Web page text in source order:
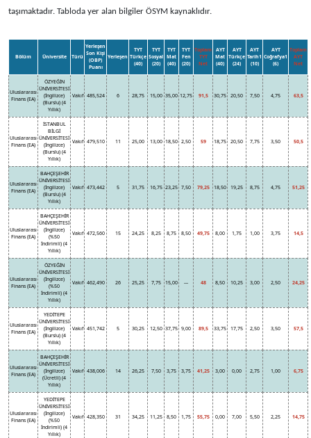
taşımaktadır. Tabloda yer alan bilgiler ÖSYM kaynaklıdır.
Bölüm Üniversite Türü
Yerleşen
Son Kişi
(OBP)
Puanı
Yerleşen
TYT
Türkçe
(40)
TYT
Sosyal
(20)
TYT
Mat
(40)
TYT
Fen
(20)
Toplam
TYT
Net
AYT
Mat
(40)
AYT
Türkçe
(24)
AYT
Tarih1
(10)
AYT
Coğrafya1
(6)
Toplam
AYT
Net
Uluslararası
Finans (EA)
ÖZYEĞİN
ÜNİVERSİTESİ
(İngilizce)
(Burslu) (4
Yıllık)
Vakıf 485,524 6 28,75 15,00 35,00 12,75 91,5 30,75 20,50 7,50 4,75 63,5
Uluslararası
Finans (EA)
İSTANBUL
BİLGİ
ÜNİVERSİTESİ
(İngilizce)
(Burslu) (4
Yıllık)
Vakıf 479,510 11 25,00 13,00 18,50 2,50 59 18,75 20,50 7,75 3,50 50,5
Uluslararası
Finans (EA)
BAHÇEŞEHİR
ÜNİVERSİTESİ
(İngilizce)
(Burslu) (4
Yıllık)
Vakıf 473,442 5 31,75 16,75 23,25 7,50 79,25 18,50 19,25 8,75 4,75 51,25
Uluslararası
Finans (EA)
BAHÇEŞEHİR
ÜNİVERSİTESİ
(İngilizce)
(%50
İndirimli) (4
Yıllık)
Vakıf 472,560 15 24,25 8,25 8,75 8,50 49,75 8,00 1,75 1,00 3,75 14,5
Uluslararası
Finans (EA)
ÖZYEĞİN
ÜNİVERSİTESİ
(İngilizce)
(%50
İndirimli) (4
Yıllık)
Vakıf 462,490 26 25,25 7,75 15,00 --- 48 8,50 10,25 3,00 2,50 24,25
Uluslararası
Finans (EA)
YEDİTEPE
ÜNİVERSİTESİ
(İngilizce)
(Burslu) (4
Yıllık)
Vakıf 451,742 5 30,25 12,50 37,75 9,00 89,5 33,75 17,75 2,50 3,50 57,5
Uluslararası
Finans (EA)
BAHÇEŞEHİR
ÜNİVERSİTESİ
(İngilizce)
(Ücretli) (4
Yıllık)
Vakıf 438,006 14 26,25 7,50 3,75 3,75 41,25 3,00 0,00 2,75 1,00 6,75
Uluslararası
Finans (EA)
YEDİTEPE
ÜNİVERSİTESİ
(İngilizce)
(%50
İndirimli) (4
Yıllık)
Vakıf 428,350 31 34,25 11,25 8,50 1,75 55,75 0,00 7,00 5,50 2,25 14,75